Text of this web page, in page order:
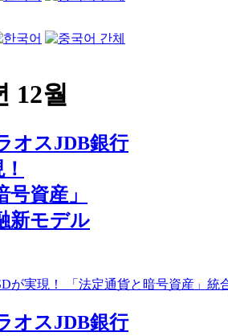
12월
オスJDB銀行
号資産」
新モデル
が実現！ 「法定通貨と暗号資産」
オスJDB銀行